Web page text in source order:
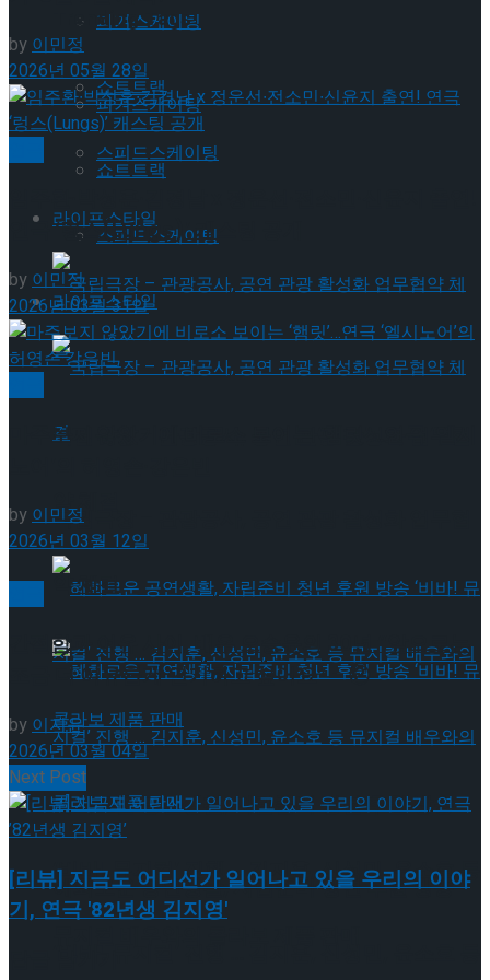
피겨스케이팅
쇼트트랙
스피드스케이팅
라이프스타일
국립극장 – 관광공사, 공연 관광 활성화 업무협
약 체결
혜화로운 공연생활, 자립준비 청년 후원 방송
‘비바! 뮤지컬’ 진행 … 김지훈, 신성민, 윤소호 등
Trending Tags
피겨스케이팅
쇼트트랙
스피드스케이팅
라이프스타일
국립극장 – 관광공사, 공연 관광 활성화 업무협
약 체결
혜화로운 공연생활, 자립준비 청년 후원 방송
by 이민정
2026년 05월 28일
연극 ‘렁스(Lungs)’ 캐스팅 공개
by이민정
2026년 03월 31일
마주보지 않았기에 비로소 보이는 ‘햄릿’…연극 ‘엘시
by이민정
2026년 03월 12일
간절함과 여유 사이, 배우 오승윤의 30년 “앞으로는
조금 더 여유롭게 연기하고 싶어요” – ②
by이지윤
2026년 03월 04일
Next Post
[리뷰] 지금도 어디선가 일어나고 있을 우리의 이야
기, 연극 '82년생 김지영'